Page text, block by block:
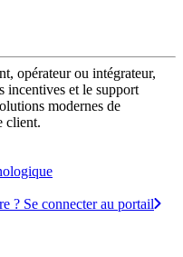
opérateur ou intégrateur,
incentives et le support
modernes de
client.
? Se connecter au portail